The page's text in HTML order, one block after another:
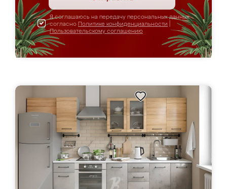
Я соглашаюсь на передачу персональных данных
согласно Политике конфиденциальности
Пользовательскому соглашению